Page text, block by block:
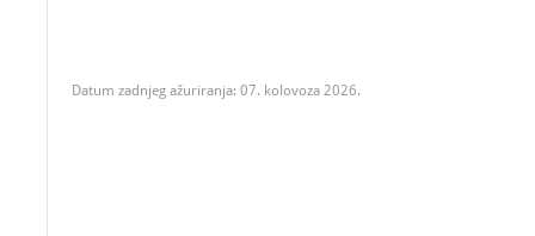
Datum zadnjeg ažuriranja: 07. kolovoza 2026.